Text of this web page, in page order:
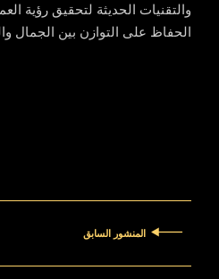
والتقنيات الحديثة لتحقيق رؤية
الحفاظ على التوازن بين الجمال
المنشور السابق